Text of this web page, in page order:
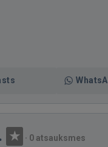
· 0 atsauksmes